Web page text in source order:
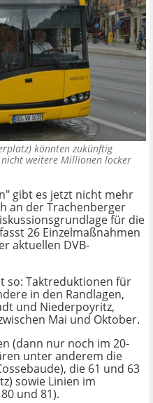
könnten zukünftig
weitere Millionen locker
gibt es jetzt nicht mehr
an der Trachenberger
für die
26 Einzelmaßnahmen
aktuellen DVB-
so: Taktreduktionen für
in den Randlagen,
und Niederpoyritz,
Mai und Oktober.
(dann nur noch im 20-
unter anderem die
die 61 und 63
sowie Linien im
und 81).